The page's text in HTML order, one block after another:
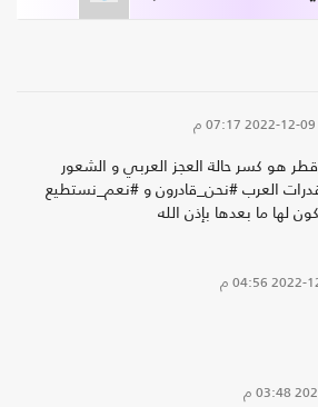
07:17 م
هو كسر حالة العجز العربي و الشعور
العرب #نحن_قادرون و #نعم_نستطيع
لها ما بعدها بإذن الله
04:56 م
03:48 م